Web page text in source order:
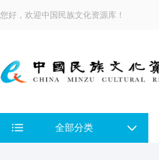
您好，欢迎中国民族文化资源库！
全部分类